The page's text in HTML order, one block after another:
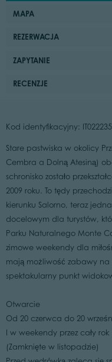
MAPA
REZERWACJA
ZAPYTANIE
RECENZJE
Kod identyfikacyjny:
Stare pastwiska w okolicy
Cembra a Dolną Atesiną)
schronisko zostało
2009 roku. To tędy
kierunku Salorno, teraz
docelowym dla turystów,
Parku Naturalnego Monte
zimowe weekendy dla
mają możliwość zabawy
spektakularny punkt
Otwarcie
Od 20 czerwca do 20
I w weekendy przez cały rok
(Zamknięte w listopadzie)